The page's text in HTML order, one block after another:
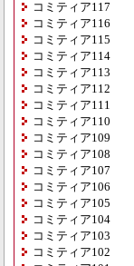
コミティア117
コミティア116
コミティア115
コミティア114
コミティア113
コミティア112
コミティア111
コミティア110
コミティア109
コミティア108
コミティア107
コミティア106
コミティア105
コミティア104
コミティア103
コミティア102